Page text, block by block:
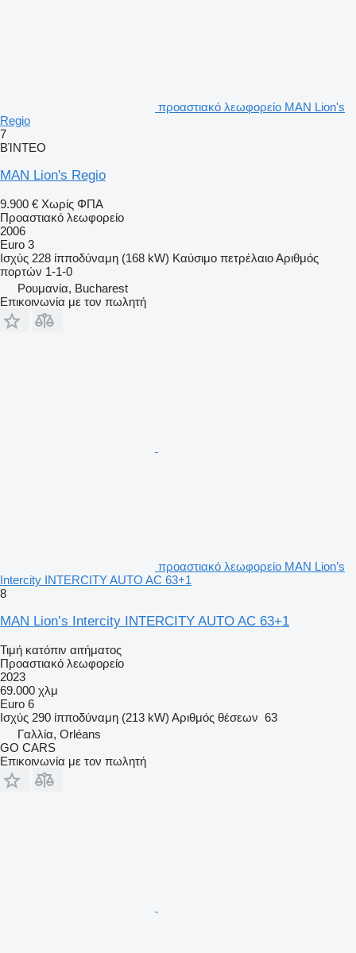
προαστιακό λεωφορείο MAN Lion's
Regio
7
ΒΊΝΤΕΟ
MAN Lion's Regio
9.900 € Χωρίς ΦΠΑ
Προαστιακό λεωφορείο
2006
Euro 3
Ισχύς 228 ίπποδύναμη (168 kW) Καύσιμο πετρέλαιοΑριθμός
πορτών 1-1-0
Ρουμανία, Bucharest
Επικοινωνία με τον πωλητή
προαστιακό λεωφορείο MAN Lion’s
Intercity INTERCITY AUTO AC 63+1
8
MAN Lion’s Intercity INTERCITY AUTO AC 63+1
Τιμή κατόπιν αιτήματος
Προαστιακό λεωφορείο
2023
69.000 χλμ
Euro 6
Ισχύς 290 ίπποδύναμη (213 kW) Αριθμός θέσεων 63
Γαλλία, Orléans
GO CARS
Επικοινωνία με τον πωλητή